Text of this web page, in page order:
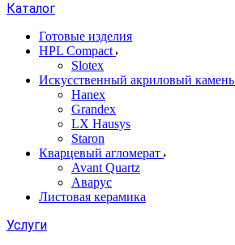
Каталог
Готовые изделия
HPL Compact
Slotex
Искусственный акриловый камень
Hanex
Grandex
LX Hausys
Staron
Кварцевый агломерат
Avant Quartz
Аварус
Листовая керамика
Услуги